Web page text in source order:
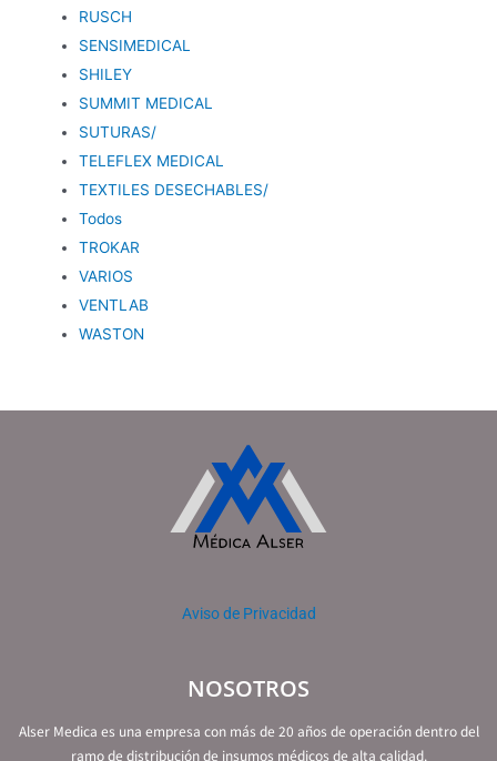
RUSCH
SENSIMEDICAL
SHILEY
SUMMIT MEDICAL
SUTURAS/
TELEFLEX MEDICAL
TEXTILES DESECHABLES/
Todos
TROKAR
VARIOS
VENTLAB
WASTON
Aviso de Privacidad
NOSOTROS
Alser Medica es una empresa con más de 20 años de operación dentro del
ramo de distribución de insumos médicos de alta calidad.